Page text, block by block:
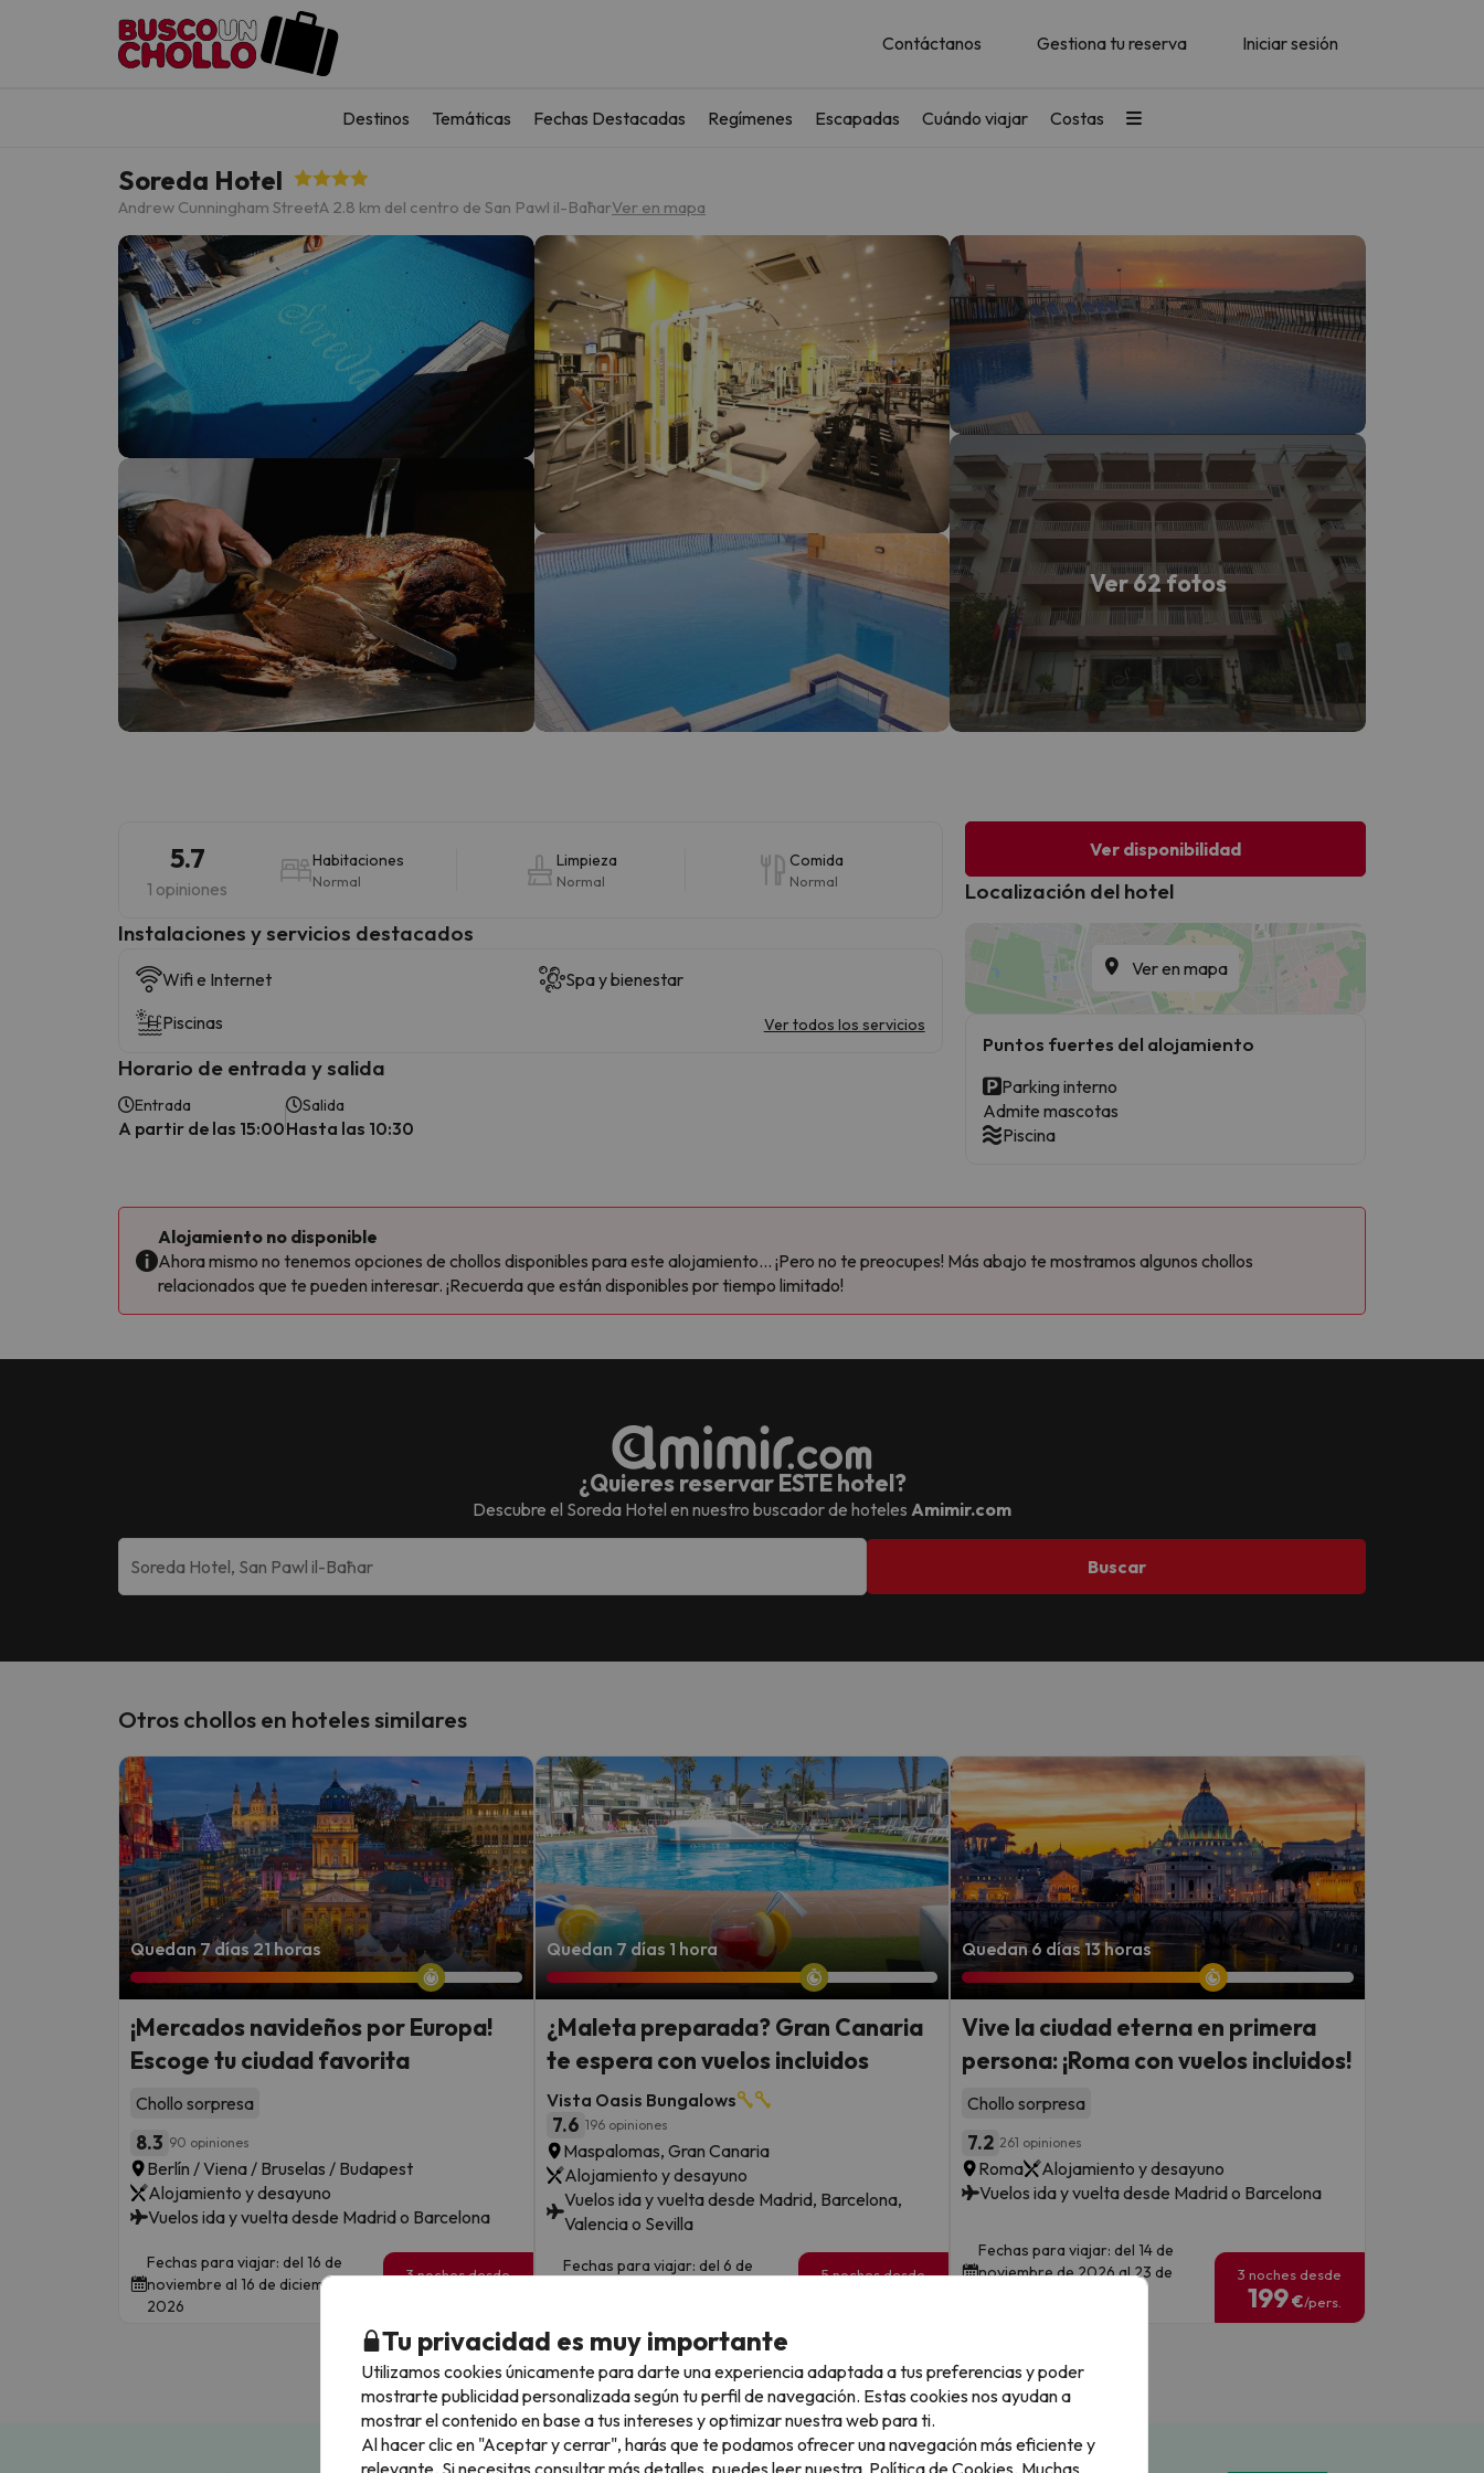
Contáctanos Gestiona tu reserva Iniciar sesión
Destinos Temáticas Fechas Destacadas Regímenes Escapadas Cuándo viajar Costas
Soreda Hotel
Andrew Cunningham StreetA 2.8 km del centro de San Pawl il-BaħarVer en mapa
Ver 62 fotos
5.7
1 opiniones
Habitaciones
Normal
Limpieza
Normal
Comida
Normal
Instalaciones y servicios destacados
Wifi e Internet
Spa y bienestar
Piscinas
Ver todos los servicios
Horario de entrada y salida
Entrada
A partir de las 15:00
Salida
Hasta las 10:30
Ver disponibilidad
Localización del hotel
Ver en mapa
Puntos fuertes del alojamiento
Parking interno
Admite mascotas
Piscina
Alojamiento no disponible
Ahora mismo no tenemos opciones de chollos disponibles para este alojamiento... ¡Pero no te preocupes! Más abajo te mostramos algunos chollos
relacionados que te pueden interesar. ¡Recuerda que están disponibles por tiempo limitado!
¿Quieres reservar ESTE hotel?
Descubre el Soreda Hotel en nuestro buscador de hoteles Amimir.com
Buscar
Otros chollos en hoteles similares
Quedan 7 días 21 horas
¡Mercados navideños por Europa!
Escoge tu ciudad favorita
Chollo sorpresa
8.3 90 opiniones
Berlín / Viena / Bruselas / Budapest
Alojamiento y desayuno
Vuelos ida y vuelta desde Madrid o Barcelona
Fechas para viajar: del 16 de
noviembre al 16 de diciembre de
2026
3 noches desde
Quedan 7 días 1 hora
¿Maleta preparada? Gran Canaria
te espera con vuelos incluidos
Vista Oasis Bungalows
7.6 196 opiniones
Maspalomas, Gran Canaria
Alojamiento y desayuno
Vuelos ida y vuelta desde Madrid, Barcelona,
Valencia o Sevilla
Fechas para viajar: del 6 de
5 noches desde
Quedan 6 días 13 horas
Vive la ciudad eterna en primera
persona: ¡Roma con vuelos incluidos!
Chollo sorpresa
7.2 261 opiniones
Roma
Alojamiento y desayuno
Vuelos ida y vuelta desde Madrid o Barcelona
Fechas para viajar: del 14 de
noviembre de 2026 al 23 de
3 noches desde
199€/pers.
Ver todos los chollos
Tu privacidad es muy importante
Utilizamos cookies únicamente para darte una experiencia adaptada a tus preferencias y poder
mostrarte publicidad personalizada según tu perfil de navegación. Estas cookies nos ayudan a
mostrar el contenido en base a tus intereses y optimizar nuestra web para ti.
Al hacer clic en "Aceptar y cerrar", harás que te podamos ofrecer una navegación más eficiente y
relevante. Si necesitas consultar más detalles, puedes leer nuestra Política de Cookies. Muchas